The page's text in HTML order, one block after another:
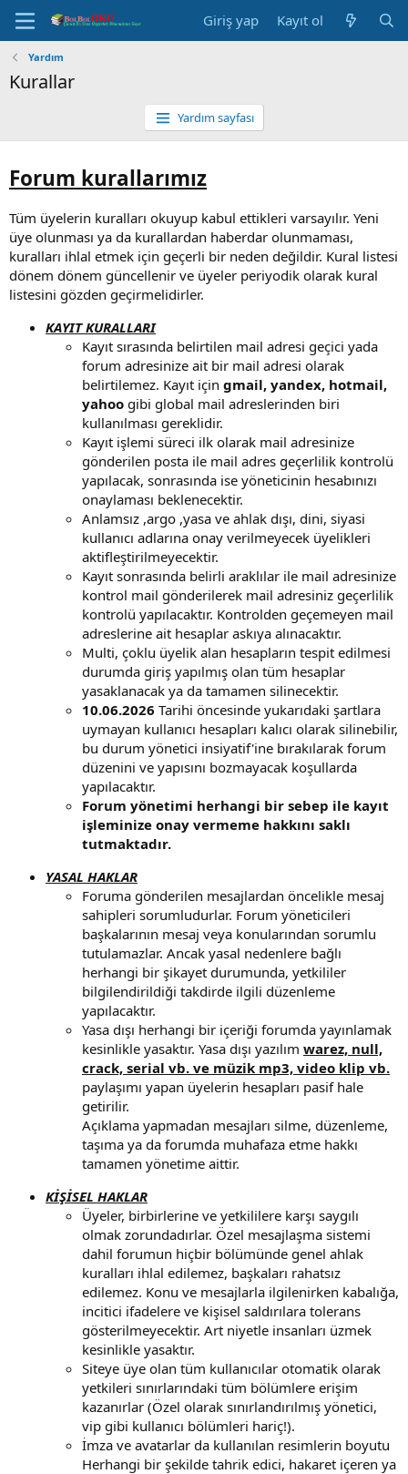
Giriş yap Kayıt ol
Yardım
Kurallar
Yardım sayfası
Forum kurallarımız
Tüm üyelerin kuralları okuyup kabul ettikleri varsayılır. Yeni
üye olunması ya da kurallardan haberdar olunmaması,
kuralları ihlal etmek için geçerli bir neden değildir. Kural listesi
dönem dönem güncellenir ve üyeler periyodik olarak kural
listesini gözden geçirmelidirler.
KAYIT KURALLARI
Kayıt sırasında belirtilen mail adresi geçici yada
forum adresinize ait bir mail adresi olarak
belirtilemez. Kayıt için gmail, yandex, hotmail,
yahoo gibi global mail adreslerinden biri
kullanılması gereklidir.
Kayıt işlemi süreci ilk olarak mail adresinize
gönderilen posta ile mail adres geçerlilik kontrolü
yapılacak, sonrasında ise yöneticinin hesabınızı
onaylaması beklenecektir.
Anlamsız ,argo ,yasa ve ahlak dışı, dini, siyasi
kullanıcı adlarına onay verilmeyecek üyelikleri
aktifleştirilmeyecektir.
Kayıt sonrasında belirli araklılar ile mail adresinize
kontrol mail gönderilerek mail adresiniz geçerlilik
kontrolü yapılacaktır. Kontrolden geçemeyen mail
adreslerine ait hesaplar askıya alınacaktır.
Multi, çoklu üyelik alan hesapların tespit edilmesi
durumda giriş yapılmış olan tüm hesaplar
yasaklanacak ya da tamamen silinecektir.
10.06.2026 Tarihi öncesinde yukarıdaki şartlara
uymayan kullanıcı hesapları kalıcı olarak silinebilir,
bu durum yönetici insiyatif'ine bırakılarak forum
düzenini ve yapısını bozmayacak koşullarda
yapılacaktır.
Forum yönetimi herhangi bir sebep ile kayıt
işleminize onay vermeme hakkını saklı
tutmaktadır.
YASAL HAKLAR
Foruma gönderilen mesajlardan öncelikle mesaj
sahipleri sorumludurlar. Forum yöneticileri
başkalarının mesaj veya konularından sorumlu
tutulamazlar. Ancak yasal nedenlere bağlı
herhangi bir şikayet durumunda, yetkililer
bilgilendirildiği takdirde ilgili düzenleme
yapılacaktır.
Yasa dışı herhangi bir içeriği forumda yayınlamak
kesinlikle yasaktır. Yasa dışı yazılım warez, null,
crack, serial vb. ve müzik mp3, video klip vb.
paylaşımı yapan üyelerin hesapları pasif hale
getirilir.
Açıklama yapmadan mesajları silme, düzenleme,
taşıma ya da forumda muhafaza etme hakkı
tamamen yönetime aittir.
KİŞİSEL HAKLAR
Üyeler, birbirlerine ve yetkililere karşı saygılı
olmak zorundadırlar. Özel mesajlaşma sistemi
dahil forumun hiçbir bölümünde genel ahlak
kuralları ihlal edilemez, başkaları rahatsız
edilemez. Konu ve mesajlarla ilgilenirken kabalığa,
incitici ifadelere ve kişisel saldırılara tolerans
gösterilmeyecektir. Art niyetle insanları üzmek
kesinlikle yasaktır.
Siteye üye olan tüm kullanıcılar otomatik olarak
yetkileri sınırlarındaki tüm bölümlere erişim
kazanırlar (Özel olarak sınırlandırılmış yönetici,
vip gibi kullanıcı bölümleri hariç!).
İmza ve avatarlar da kullanılan resimlerin boyutu
Herhangi bir şekilde tahrik edici, hakaret içeren ya